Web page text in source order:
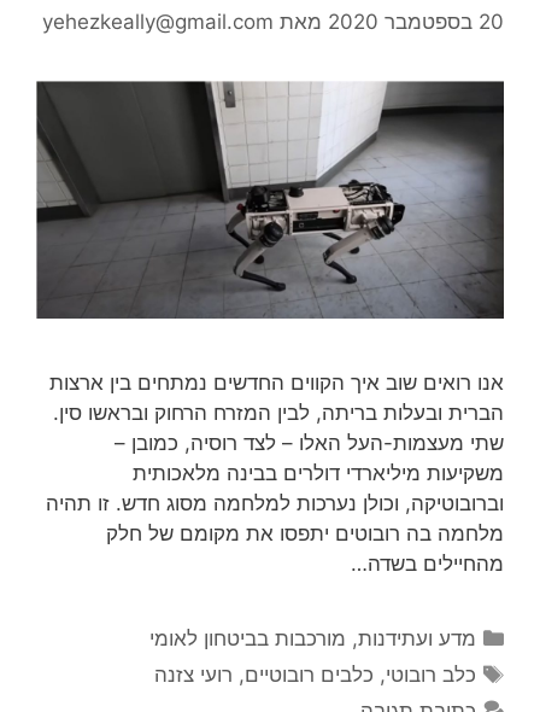
20 בספטמבר 2020 מאת yehezkeally@gmail.com
אנו רואים שוב איך הקווים החדשים נמתחים בין ארצות
הברית ובעלות בריתה, לבין המזרח הרחוק ובראשו סין.
שתי מעצמות-העל האלו – לצד רוסיה, כמובן –
משקיעות מיליארדי דולרים בבינה מלאכותית
וברובוטיקה, וכולן נערכות למלחמה מסוג חדש. זו תהיה
מלחמה בה רובוטים יתפסו את מקומם של חלק
מהחיילים בשדה…
קטגוריות
מדע ועתידנות, מורכבות בביטחון לאומי
תגיות
כלב רובוטי, כלבים רובוטיים, רועי צזנה